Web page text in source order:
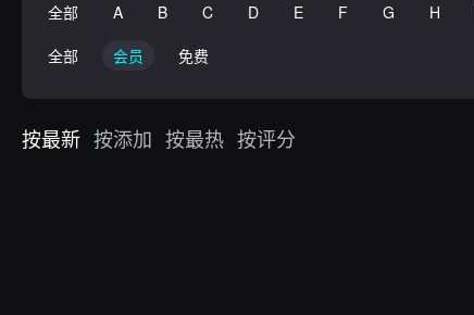
全部
A B C D E F G H
全部
会员 免费
按最新 按添加 按最热 按评分